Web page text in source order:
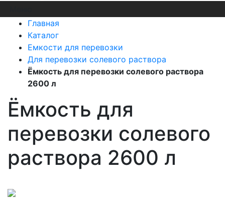
Главная
Каталог
Емкости для перевозки
Для перевозки солевого раствора
Ёмкость для перевозки солевого раствора
2600 л
Ёмкость для
перевозки солевого
раствора 2600 л